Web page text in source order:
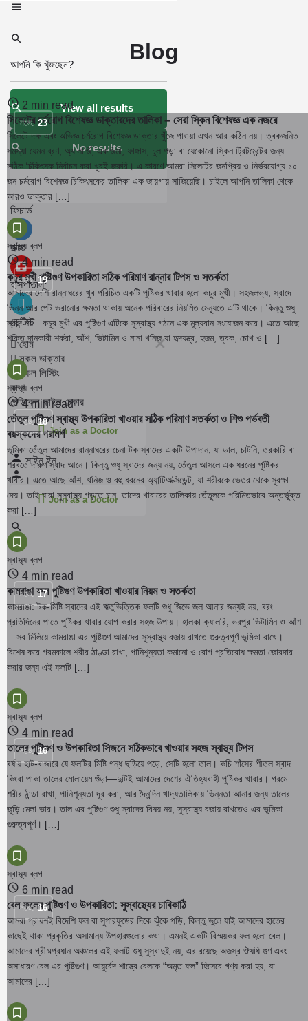
View all results
No results
ফিচার্ড
ডক্টর
হাসপাতাল
ডেন্টিস্ট
হোম
সকল ডাক্তার
সকল লিস্টিং
ব্লগ
মেডিকেল ফাইল চেকার
Join as a Doctor
সাইন ইন
Join as a Doctor
Blog
নভে. 23
2 min read
সিলেটের চর্মরোগ বিশেষজ্ঞ ডাক্তারদের তালিকা – সেরা স্কিন বিশেষজ্ঞ এক নজরে
সিলেটে দক্ষ এবং অভিজ্ঞ চর্মরোগ বিশেষজ্ঞ ডাক্তার খুঁজে পাওয়া এখন আর কঠিন নয়। ত্বকজনিত
সমস্যা যেমন ব্রণ, অ্যালার্জি, একজিমা, ফাঙ্গাস, চুল পড়া বা যেকোনো স্কিন ট্রিটমেন্টের জন্য
সঠিক চিকিৎসক নির্বাচন করা খুবই জরুরি। এ কারণে আমরা সিলেটের জনপ্রিয় ও নির্ভরযোগ্য ১০
জন চর্মরোগ বিশেষজ্ঞ চিকিৎসকের তালিকা এক জায়গায় সাজিয়েছি। চাইলে আপনি তালিকা থেকে
আরও ডাক্তার […]
স্বাস্থ্য ব্লগ
নভে. 19
4 min read
কচুর মুখী পুষ্টিগুণ উপকারিতা সঠিক পরিমাণ রান্নার টিপস ও সতর্কতা
আমাদের দেশি রান্নাঘরের খুব পরিচিত একটি পুষ্টিকর খাবার হলো কচুর মুখী। সহজলভ্য, স্বাদে
ভিন্ন আর পেট ভরানোর ক্ষমতা থাকায় অনেক পরিবারের নিয়মিত মেন্যুতে এটি থাকে। কিন্তু শুধু
স্বাদ নয়—কচুর মুখী এর পুষ্টিগুণ এটিকে সুস্বাস্থ্য গঠনে এক মূল্যবান সংযোজন করে। এতে আছে
শক্তি দানকারী শর্করা, আঁশ, ভিটামিন ও নানা খনিজ যা হৃদযন্ত্র, হজম, ত্বক, চোখ ও […]
স্বাস্থ্য ব্লগ
নভে. 18
4 min read
তেঁতুল পুষ্টিগুণ স্বাস্থ্য উপকারিতা খাওয়ার সঠিক পরিমাণ সতর্কতা ও শিশু গর্ভবতী
বয়স্কদের পরামর্শ
ভূমিকা তেঁতুল আমাদের রান্নাঘরের চেনা টক স্বাদের একটি উপাদান, যা ডাল, চাটনি, তরকারি বা
শরবতে দারুণ স্বাদ আনে। কিন্তু শুধু স্বাদের জন্য নয়, তেঁতুল আসলে এক ধরনের পুষ্টিকর
খাবার। এতে আছে আঁশ, খনিজ ও বহু ধরনের অ্যান্টিঅক্সিডেন্ট, যা শরীরকে ভেতর থেকে সুরক্ষা
দেয়। তাই যারা সুস্বাস্থ্য গড়তে চান, তাদের খাবারের তালিকায় তেঁতুলকে পরিমিতভাবে অন্তর্ভুক্ত
করা […]
স্বাস্থ্য ব্লগ
নভে. 17
4 min read
কামরাঙা ফল পুষ্টিগুণ উপকারিতা খাওয়ার নিয়ম ও সতর্কতা
কামরাঙা: টক-মিষ্টি স্বাদের এই ঋতুভিত্তিক ফলটি শুধু জিভে জল আনার জন্যই নয়, বরং
প্রতিদিনের পাতে পুষ্টিকর খাবার যোগ করার সহজ উপায়। হালকা ক্যালরি, ভরপুর ভিটামিন ও আঁশ
—সব মিলিয়ে কামরাঙা এর পুষ্টিগুণ আমাদের সুস্বাস্থ্য বজায় রাখতে গুরুত্বপূর্ণ ভূমিকা রাখে।
বিশেষ করে গরমকালে শরীর ঠাণ্ডা রাখা, পানিশূন্যতা কমানো ও রোগ প্রতিরোধ ক্ষমতা জোরদার
করার জন্য এই ফলটি […]
স্বাস্থ্য ব্লগ
নভে. 16
4 min read
তালের পুষ্টিগুণ ও উপকারিতা সিজনে সঠিকভাবে খাওয়ার সহজ স্বাস্থ্য টিপস
বর্ষায় হাট-বাজারে যে ফলটির মিষ্টি গন্ধ ছড়িয়ে পড়ে, সেটি হলো তাল। কচি শাঁসের শীতল স্বাদ
কিংবা পাকা তালের মোলায়েম গুঁড়া—দুটিই আমাদের দেশের ঐতিহ্যবাহী পুষ্টিকর খাবার। গরমে
শরীর ঠান্ডা রাখা, পানিশূন্যতা দূর করা, আর দৈনন্দিন খাদ্যতালিকায় ভিন্নতা আনার জন্য তালের
জুড়ি মেলা ভার। তাল এর পুষ্টিগুণ শুধু স্বাদের বিষয় নয়, সুস্বাস্থ্য বজায় রাখতেও এর ভূমিকা
গুরুত্বপূর্ণ। […]
স্বাস্থ্য ব্লগ
নভে. 16
6 min read
বেল ফলের পুষ্টিগুণ ও উপকারিতা: সুস্বাস্থ্যের চাবিকাঠি
আমরা প্রায়শই বিদেশি ফল বা সুপারফুডের দিকে ঝুঁকে পড়ি, কিন্তু ভুলে যাই আমাদের হাতের
কাছেই থাকা প্রকৃতির অসামান্য উপহারগুলোর কথা। এমনই একটি বিস্ময়কর ফল হলো বেল।
আমাদের গ্রীষ্মপ্রধান অঞ্চলের এই ফলটি শুধু সুস্বাদুই নয়, এর রয়েছে অজস্র ঔষধি গুণ এবং
অসাধারণ বেল এর পুষ্টিগুণ। আয়ুর্বেদ শাস্ত্রে বেলকে “অমৃত ফল” হিসেবে গণ্য করা হয়, যা
আমাদের […]